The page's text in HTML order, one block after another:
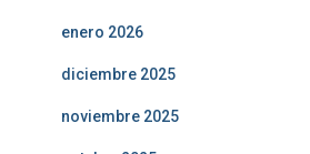
enero 2026
diciembre 2025
noviembre 2025